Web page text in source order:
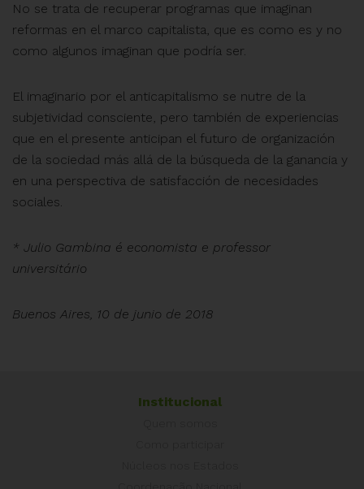
No se trata de recuperar programas que imaginan
reformas en el marco capitalista, que es como es y no
como algunos imaginan que podría ser.
El imaginario por el anticapitalismo se nutre de la
subjetividad consciente, pero también de experiencias
que en el presente anticipan el futuro de organización
de la sociedad más allá de la búsqueda de la ganancia y
en una perspectiva de satisfacción de necesidades
sociales.
* Julio Gambina é economista e professor
universitário
Buenos Aires, 10 de junio de 2018
Institucional